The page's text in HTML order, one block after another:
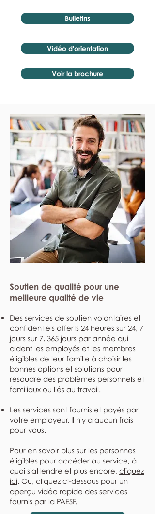
Bulletins
Vidéo d'orientation
Voir la brochure
Soutien de qualité pour une
meilleure qualité de vie
Des services de soutien volontaires et
confidentiels offerts 24 heures sur 24, 7
jours sur 7, 365 jours par année qui
aident les employés et les membres
éligibles de leur famille à choisir les
bonnes options et solutions pour
résoudre des problèmes personnels et
familiaux ou liés au travail.
Les services sont fournis et payés par
votre employeur. Il n'y a aucun frais
pour vous.
Pour en savoir plus sur les personnes
éligibles pour accéder au service, à
quoi s'attendre et plus encore, cliquez
ici. Ou, cliquez ci-dessous pour un
aperçu vidéo rapide des services
fournis par la PAESF.